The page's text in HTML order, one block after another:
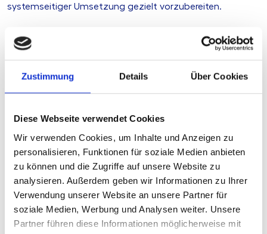
Zustimmung Details Über Cookies
Diese Webseite verwendet Cookies
Wir verwenden Cookies, um Inhalte und Anzeigen zu
personalisieren, Funktionen für soziale Medien anbieten
zu können und die Zugriffe auf unsere Website zu
analysieren. Außerdem geben wir Informationen zu Ihrer
Verwendung unserer Website an unsere Partner für
soziale Medien, Werbung und Analysen weiter. Unsere
Partner führen diese Informationen möglicherweise mit
systemseitiger Umsetzung gezielt vorzubereiten.
Ihre Herausforderung
Unsere Lösung
Ihre Vorteile
Inhaltsverzeichnis
Produkttyp Arbeitshilfe
Stand 14.07.2026
Geplante Aktualisierung derzeit keine